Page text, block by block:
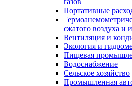
газов
Портативные
сжатого воздуха и
Вентиляция и
Экология и
Пищевая
Водоснабжение
Сельское хозяйство
Промышленная